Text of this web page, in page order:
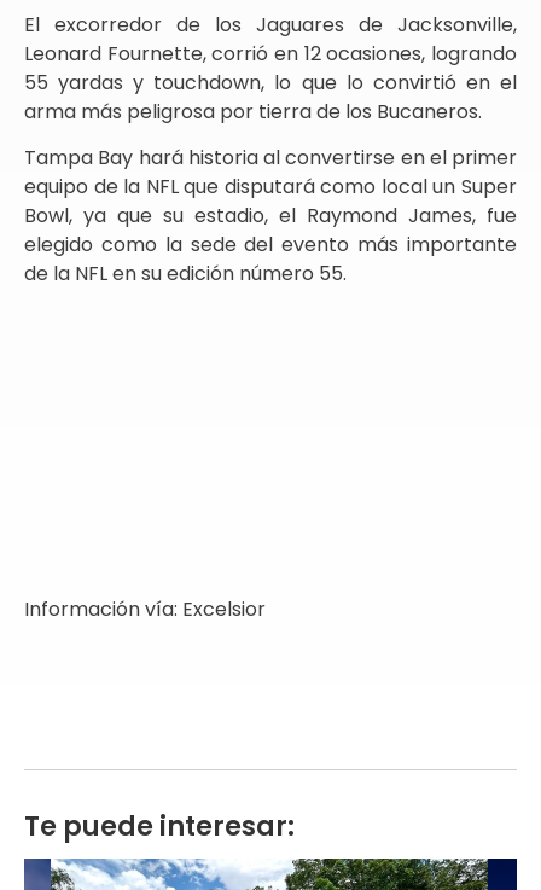
El excorredor de los Jaguares de Jacksonville,
Leonard Fournette, corrió en 12 ocasiones, logrando
55 yardas y touchdown, lo que lo convirtió en el
arma más peligrosa por tierra de los Bucaneros.
Tampa Bay hará historia al convertirse en el primer
equipo de la NFL que disputará como local un Super
Bowl, ya que su estadio, el Raymond James, fue
elegido como la sede del evento más importante
de la NFL en su edición número 55.
Información vía: Excelsior
Te puede interesar: